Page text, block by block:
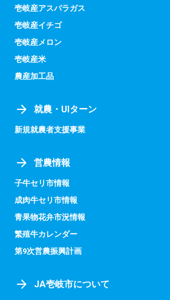
壱岐産アスパラガス
壱岐産イチゴ
壱岐産メロン
壱岐産米
農産加工品
就農・UIターン
新規就農者支援事業
営農情報
子牛セリ市情報
成肉牛セリ市情報
青果物花弁市況情報
繁殖牛カレンダー
第9次営農振興計画
JA壱岐市について